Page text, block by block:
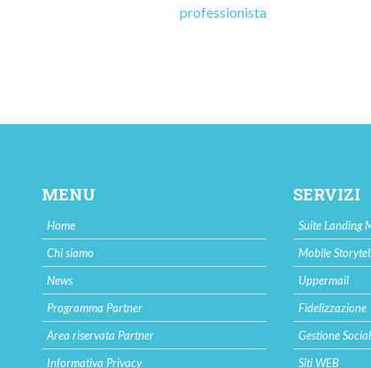
professionista
MENU
Home
Chi siamo
News
Programma Partner
Area riservata Partner
Informativa Privacy
SERVIZI
Suite Landing
Mobile
Uppermail
Fidelizzazione
Gestione Social
Siti WEB